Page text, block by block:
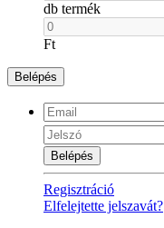
db termék
Ft
Belépés
Belépés
Regisztráció
Elfelejtette jelszavát?